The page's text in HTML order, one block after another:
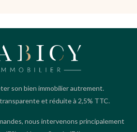
son bien immobilier autrement.
et réduite à 2,5% TTC.
nous intervenons principalement